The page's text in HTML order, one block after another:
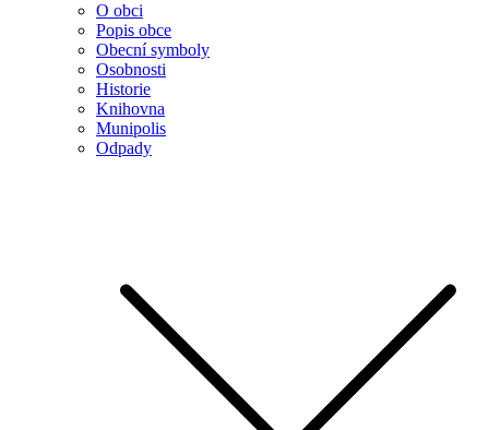
O obci
Popis obce
Obecní symboly
Osobnosti
Historie
Knihovna
Munipolis
Odpady